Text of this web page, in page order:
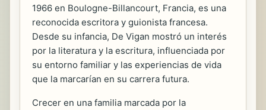
1966 en Boulogne-Billancourt, Francia, es una
reconocida escritora y guionista francesa.
Desde su infancia, De Vigan mostró un interés
por la literatura y la escritura, influenciada por
su entorno familiar y las experiencias de vida
que la marcarían en su carrera futura.
Crecer en una familia marcada por la